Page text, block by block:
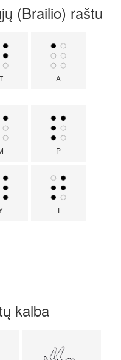
(Brailio) raštu
A
P
T
kalba